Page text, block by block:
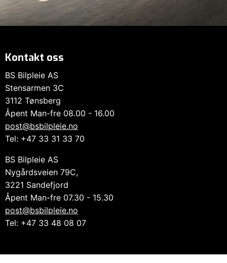
Kontakt oss
BS Bilpleie AS
Stensarmen 3C
3112 Tønsberg
Åpent Man-fre 08.00 - 16.00
post@bsbilpleie.no
Tel: +47 33 31 33 70
BS Bilpleie AS
Nygårdsveien 79C,
3221 Sandefjord
Åpent Man-fre 07.30 - 15.30
post@bsbilpleie.no
Tel: +47 33 48 08 07